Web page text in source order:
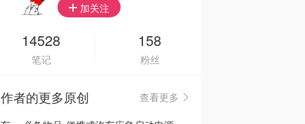
🇮🇹
🇦🇺
🇳🇿新西兰
加关注
14528
笔记
158
粉丝
作者的更多原创
查看更多